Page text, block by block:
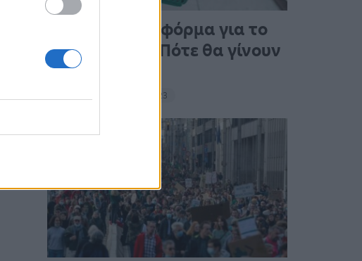
Άνοιξε η πλατφόρμα για το
Market Pass – Πότε θα γίνουν
οι πληρωμές
15:13 - 15 Σεπτεμβρίου 2023